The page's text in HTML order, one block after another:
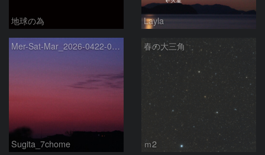
地球の為 Layla
Mer-Sat-Mar_2026-0422-0430
Sugita_7chome
春の大三角
ｍ2